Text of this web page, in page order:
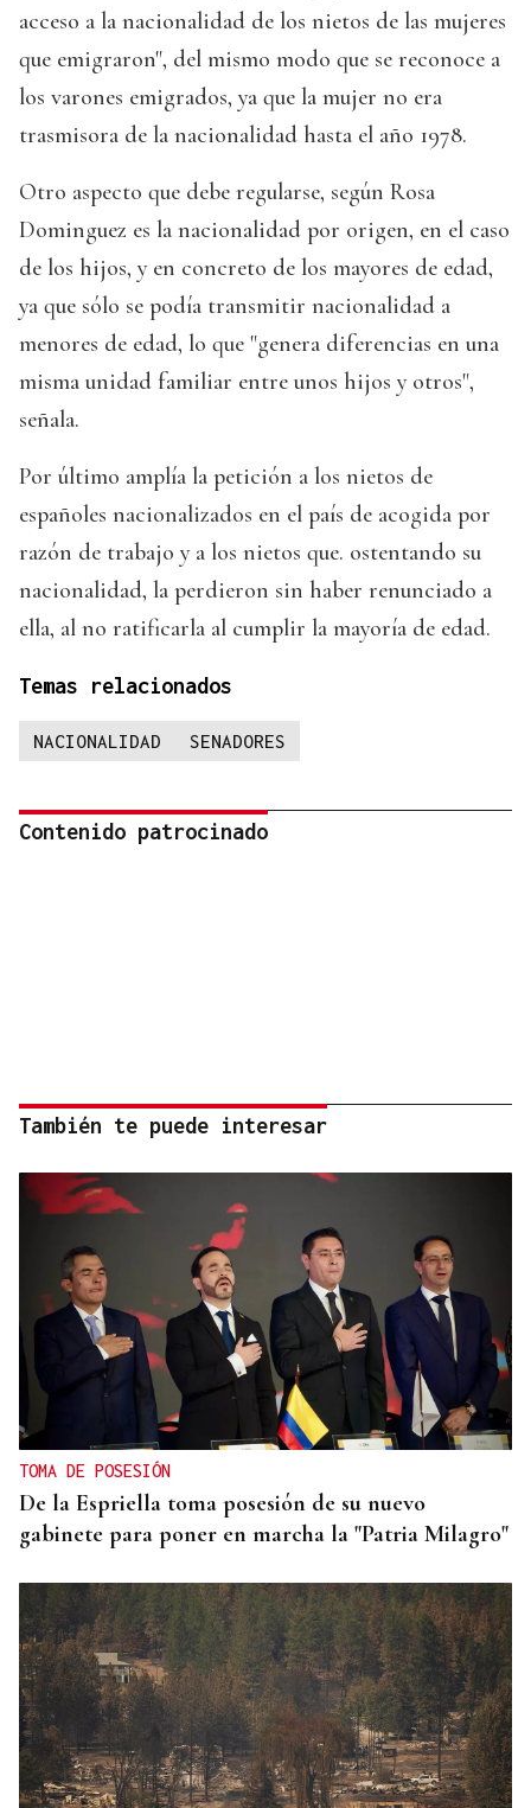
acceso a la nacionalidad de los nietos de las mujeres
que emigraron", del mismo modo que se reconoce a
los varones emigrados, ya que la mujer no era
trasmisora de la nacionalidad hasta el año 1978.
Otro aspecto que debe regularse, según Rosa
Dominguez es la nacionalidad por origen, en el caso
de los hijos, y en concreto de los mayores de edad,
ya que sólo se podía transmitir nacionalidad a
menores de edad, lo que "genera diferencias en una
misma unidad familiar entre unos hijos y otros",
señala.
Por último amplía la petición a los nietos de
españoles nacionalizados en el país de acogida por
razón de trabajo y a los nietos que. ostentando su
nacionalidad, la perdieron sin haber renunciado a
ella, al no ratificarla al cumplir la mayoría de edad.
Temas relacionados
NACIONALIDAD SENADORES
Contenido patrocinado
También te puede interesar
TOMA DE POSESIÓN
De la Espriella toma posesión de su nuevo
gabinete para poner en marcha la "Patria Milagro"